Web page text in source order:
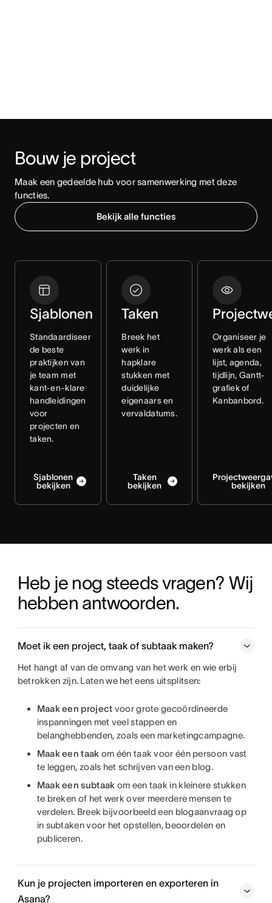
Bouw je project
Maak een gedeelde hub voor samenwerking met deze
functies.
Bekijk alle functies
Sjablonen
Standaardiseer
de beste
praktijken van
je team met
kant-en-klare
handleidingen
voor
projecten en
taken.
Sjablonen
bekijken
Taken
Breek het
werk in
hapklare
stukken met
duidelijke
eigenaars en
vervaldatums.
Taken
bekijken
Organiseer je
werk als een
lijst, agenda,
tijdlijn, Gantt-
grafiek of
Kanbanbord.
bekijken
Heb je nog steeds vragen? Wij
hebben antwoorden.
Moet ik een project, taak of subtaak maken?
Het hangt af van de omvang van het werk en wie erbij
betrokken zijn. Laten we het eens uitsplitsen:
Maak een project voor grote gecoördineerde
inspanningen met veel stappen en
belanghebbenden, zoals een marketingcampagne.
Maak een taak om één taak voor één persoon vast
te leggen, zoals het schrijven van een blog.
Maak een subtaak om een taak in kleinere stukken
te breken of het werk over meerdere mensen te
verdelen. Breek bijvoorbeeld een blogaanvraag op
in subtaken voor het opstellen, beoordelen en
publiceren.
Kun je projecten importeren en exporteren in
Asana?